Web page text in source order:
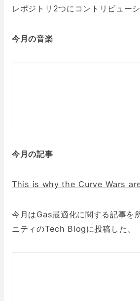
レポジトリ2つにコントリビューシ
今月の音楽
今月の記事
This is why the Curve Wars
今月はGas最適化に関する記事を
ニティのTech Blogに投稿した。